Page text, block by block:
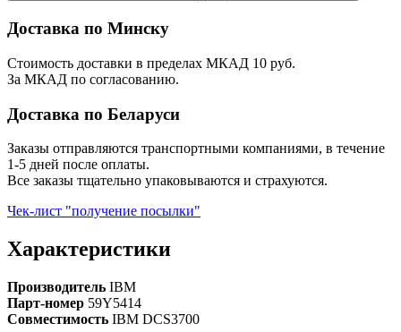
Доставка по Минску
Стоимость доставки в пределах МКАД 10 руб.
За МКАД по согласованию.
Доставка по Беларуси
Заказы отправляются транспортными компаниями, в течение
1-5 дней после оплаты.
Все заказы тщательно упаковываются и страхуются.
Чек-лист "получение посылки"
Характеристики
Производитель IBM
Парт-номер 59Y5414
Совместимость IBM DCS3700